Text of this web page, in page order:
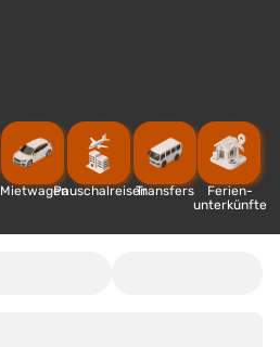
MietwagenPauschalreisenTransfers
Ferien-
unterkünfte